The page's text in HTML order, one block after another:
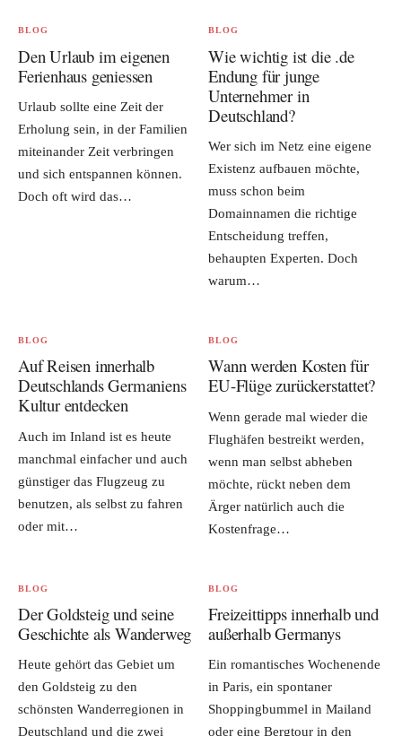
BLOG
Den Urlaub im eigenen
Ferienhaus geniessen
Urlaub sollte eine Zeit der
Erholung sein, in der Familien
miteinander Zeit verbringen
und sich entspannen können.
Doch oft wird das…
BLOG
Wie wichtig ist die .de
Endung für junge
Unternehmer in
Deutschland?
Wer sich im Netz eine eigene
Existenz aufbauen möchte,
muss schon beim
Domainnamen die richtige
Entscheidung treffen,
behaupten Experten. Doch
warum…
BLOG
Auf Reisen innerhalb
Deutschlands Germaniens
Kultur entdecken
Auch im Inland ist es heute
manchmal einfacher und auch
günstiger das Flugzeug zu
benutzen, als selbst zu fahren
oder mit…
BLOG
Wann werden Kosten für
EU-Flüge zurückerstattet?
Wenn gerade mal wieder die
Flughäfen bestreikt werden,
wenn man selbst abheben
möchte, rückt neben dem
Ärger natürlich auch die
Kostenfrage…
BLOG
Der Goldsteig und seine
Geschichte als Wanderweg
Heute gehört das Gebiet um
den Goldsteig zu den
schönsten Wanderregionen in
Deutschland und die zwei
BLOG
Freizeittipps innerhalb und
außerhalb Germanys
Ein romantisches Wochenende
in Paris, ein spontaner
Shoppingbummel in Mailand
oder eine Bergtour in den